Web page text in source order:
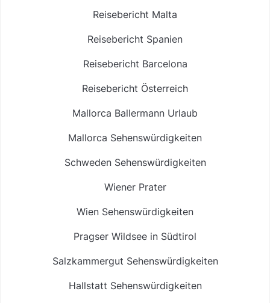
Reisebericht Malta
Reisebericht Spanien
Reisebericht Barcelona
Reisebericht Österreich
Mallorca Ballermann Urlaub
Mallorca Sehenswürdigkeiten
Schweden Sehenswürdigkeiten
Wiener Prater
Wien Sehenswürdigkeiten
Pragser Wildsee in Südtirol
Salzkammergut Sehenswürdigkeiten
Hallstatt Sehenswürdigkeiten